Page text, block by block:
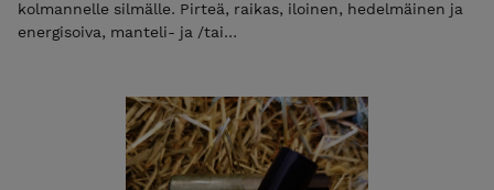
kolmannelle silmälle. Pirteä, raikas, iloinen, hedelmäinen ja
energisoiva, manteli- ja /tai
luonnollisista kasveista ja eteerisistä öljyistä ja se sopii myös
tuoksuöljyksi monelle joka ei esimerkiksi astman tms. takia
siedä voimakkaita hajusteita. Sopii hyvin myös
rituaalimagiaan, joogaan, meditointiin, rumpupiiriin ja